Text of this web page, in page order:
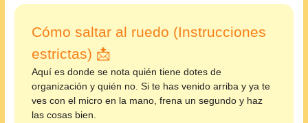
Cómo saltar al ruedo (Instrucciones
estrictas) 📩
Aquí es donde se nota quién tiene dotes de
organización y quién no. Si te has venido arriba y ya te
ves con el micro en la mano, frena un segundo y haz
las cosas bien.